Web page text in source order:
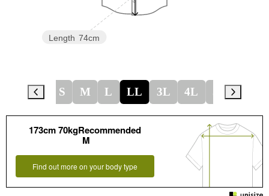
Length 74cm
S M L LL 3L 4L
173cm 70kgRecommended
M
Find out more on your body type